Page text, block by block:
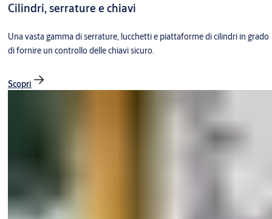
Cilindri, serrature e chiavi
Una vasta gamma di serrature, lucchetti e piattaforme di cilindri in grado
di fornire un controllo delle chiavi sicuro.
Scopri